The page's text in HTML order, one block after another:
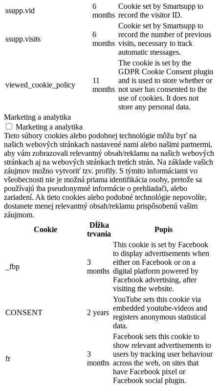
ssupp.vid
6
months
Cookie set by Smartsupp to
record the visitor ID.
ssupp.visits
6
months
Cookie set by Smartsupp to
record the number of previous
visits, necessary to track
automatic messages.
viewed_cookie_policy
11
months
The cookie is set by the
GDPR Cookie Consent plugin
and is used to store whether or
not user has consented to the
use of cookies. It does not
store any personal data.
Marketing a analytika
Marketing a analytika
Tieto súbory cookies alebo podobnej technológie môžu byť na
našich webových stránkach nastavené nami alebo našimi partnermi,
aby vám zobrazovali relevantný obsah/reklamu na našich webových
stránkach aj na webových stránkach tretích strán. Na základe vašich
záujmov možno vytvoriť tzv. profily. S týmito informáciami vo
všeobecnosti nie je možná priama identifikácia osoby, pretože sa
používajú iba pseudonymné informácie o prehliadači, alebo
zariadení. Ak tieto cookies alebo podobné technológie nepovolíte,
dostanete menej relevantný obsah/reklamu prispôsobenú vašim
záujmom.
Cookie
Dĺžka
trvania
Popis
_fbp
3
months
This cookie is set by Facebook
to display advertisements when
either on Facebook or on a
digital platform powered by
Facebook advertising, after
visiting the website.
CONSENT 2 years
YouTube sets this cookie via
embedded youtube-videos and
registers anonymous statistical
data.
fr
3
months
Facebook sets this cookie to
show relevant advertisements to
users by tracking user behaviour
across the web, on sites that
have Facebook pixel or
Facebook social plugin.